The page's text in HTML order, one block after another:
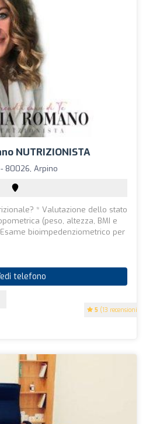
NUTRIZIONISTA
5 (13 recensioni)
80026, Arpino
* Valutazione dello stato
(peso, altezza, BMI e
bioimpedenziometrico per
telefono